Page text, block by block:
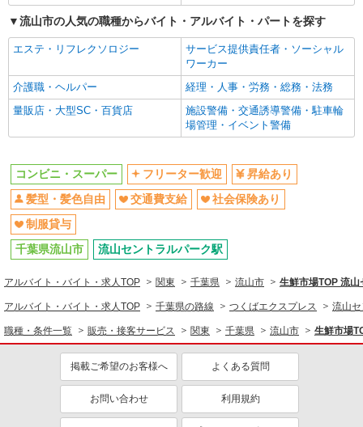
コンビニ・スーパー
同じ特徴から求人を探す
社会保険あり
流山市の人気の職種からバイト・アルバイト・パートを探す
エステ・リフレクソロジー
サービス提供責任者・ソーシャル
ワーカー
介護職・ヘルパー
経理・人事・労務・総務・法務
量販店・大型SC・百貨店
施設警備・交通誘導警備・駐車輪
場管理・イベント警備
コンビニ・スーパー フリーター歓迎
昇給あり
髪型・髪色自由
交通費支給
社会保険あり
制服貸与
千葉県流山市
流山セントラルパーク駅
アルバイト・バイト・求人TOP 関東 千葉県 流山市 生鮮市場TOP 流
アルバイト・バイト・求人TOP 千葉県の路線 つくばエクスプレス 流山
職種・条件一覧 販売・接客サービス 関東 千葉県 流山市 生鮮市場
掲載ご希望のお客様へ よくある質問
お問い合わせ 利用規約